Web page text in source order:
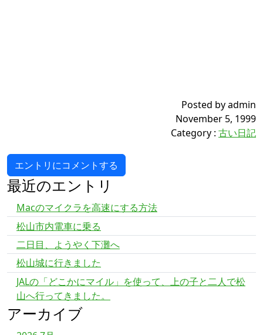
Posted by admin
November 5, 1999
Category : 古い日記
エントリにコメントする
最近のエントリ
Macのマイクラを高速にする方法
松山市内電車に乗る
二日目、ようやく下灘へ
松山城に行きました
JALの「どこかにマイル」を使って、上の子と二人で松
山へ行ってきました。
アーカイブ